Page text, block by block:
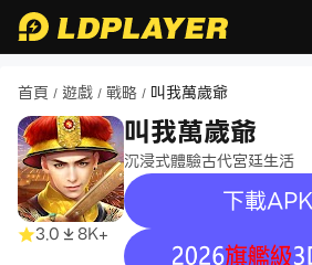
首頁 / 遊戲 / 戰略 / 叫我萬歲爺
3.0 8K+
叫我萬歲爺
沉浸式體驗古代宮廷生活
下載
recommend